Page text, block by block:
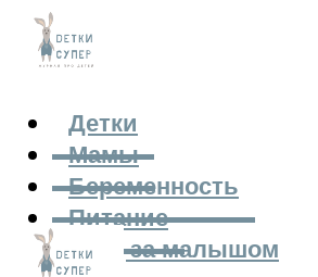
Детки
Мамы
Беременность
Питание
Уход за малышом